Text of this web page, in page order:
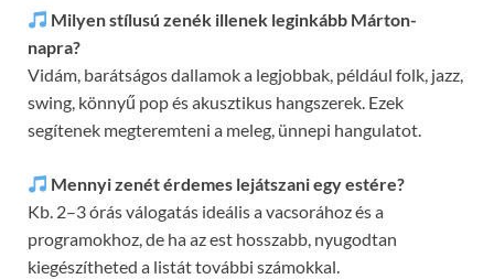
Milyen stílusú zenék illenek leginkább Márton-
napra?
Vidám, barátságos dallamok a legjobbak, például folk, jazz,
swing, könnyű pop és akusztikus hangszerek. Ezek
segítenek megteremteni a meleg, ünnepi hangulatot.
Mennyi zenét érdemes lejátszani egy estére?
Kb. 2–3 órás válogatás ideális a vacsorához és a
programokhoz, de ha az est hosszabb, nyugodtan
kiegészítheted a listát további számokkal.